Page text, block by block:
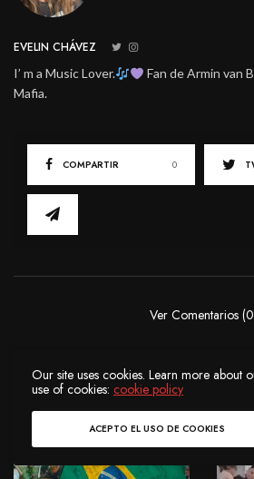
EVELIN CHÁVEZ
I’ m a Music Lover.
Fan de Armin van
Mafia.
COMPARTIR 0
Ver Comentarios
POSTS RELACIONADOS
Our site uses cookies. Learn more about
use of cookies:cookie policy
ACEPTO EL USO DE COOKIES